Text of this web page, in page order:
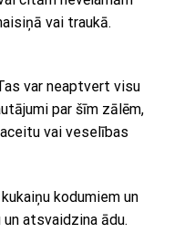
vai traukā.
var neaptvert visu
par šīm zālēm,
vai veselības
kodumiem un
atsvaidzina ādu.